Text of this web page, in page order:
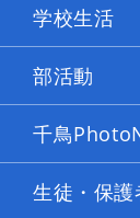
学校生活
部活動
千鳥
生徒・保護